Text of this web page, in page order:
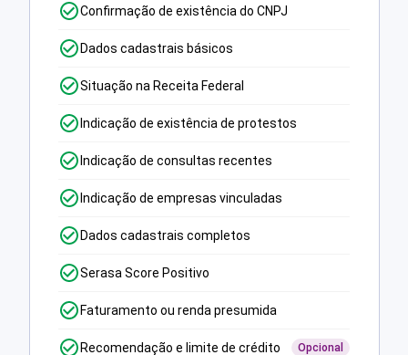
Confirmação de existência do CNPJ
Dados cadastrais básicos
Situação na Receita Federal
Indicação de existência de protestos
Indicação de consultas recentes
Indicação de empresas vinculadas
Dados cadastrais completos
Serasa Score Positivo
Faturamento ou renda presumida
Recomendação e limite de crédito Opcional